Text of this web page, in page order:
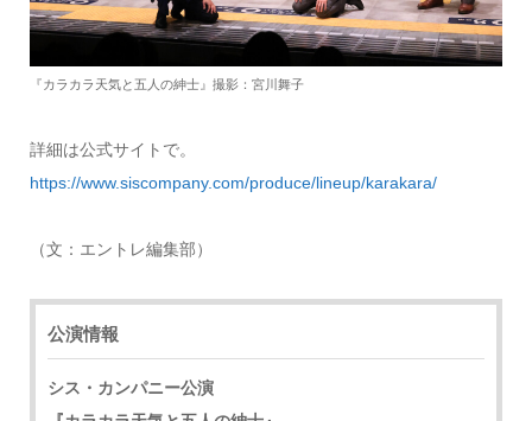
『カラカラ天気と五人の紳士』撮影：宮川舞子
詳細は公式サイトで。
https://www.siscompany.com/produce/lineup/karakara/
（文：エントレ編集部）
公演情報
シス・カンパニー公演